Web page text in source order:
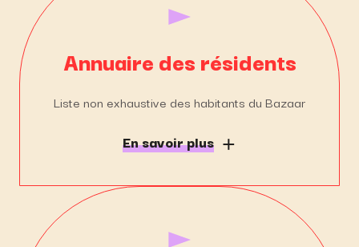
Annuaire des résidents
Liste non exhaustive des habitants du Bazaar
En savoir plus